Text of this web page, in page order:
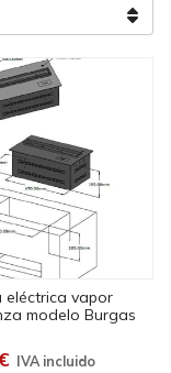
eléctrica vapor
modelo Burgas